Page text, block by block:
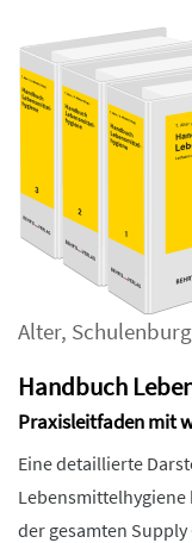
Alter, Schulenburg
Handbuch
Praxisleitfaden mit
Eine detaillierte
der gesamten